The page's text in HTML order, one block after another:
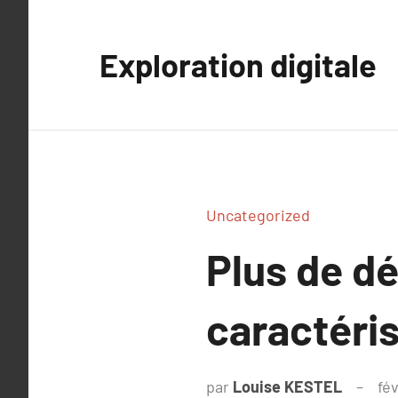
Exploration digitale
Uncategorized
Plus de
par Louise KESTEL